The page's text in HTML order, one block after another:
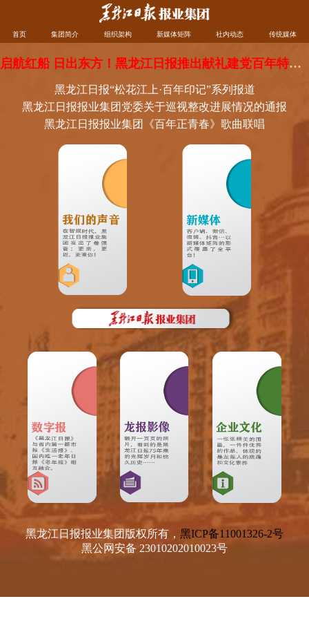
首页 集团简介 组织架构 新媒体矩阵 社内动态 传统媒体
启航红船 日出东方！黑龙江日报推出献礼建党百年特别珍藏版
黑龙江日报“松花江上·百年印记”系列报道
黑龙江日报报业集团党委关于巡视整改进展情况的通报
黑龙江日报报业集团《百年正青春》歌曲联唱
黑龙江日报报业集团版权所有， 黑ICP备11001326-2号
黑公网安备 23010202010023号